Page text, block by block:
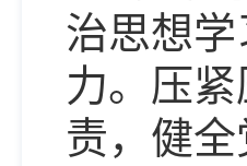
治思想学
力。压
责，健